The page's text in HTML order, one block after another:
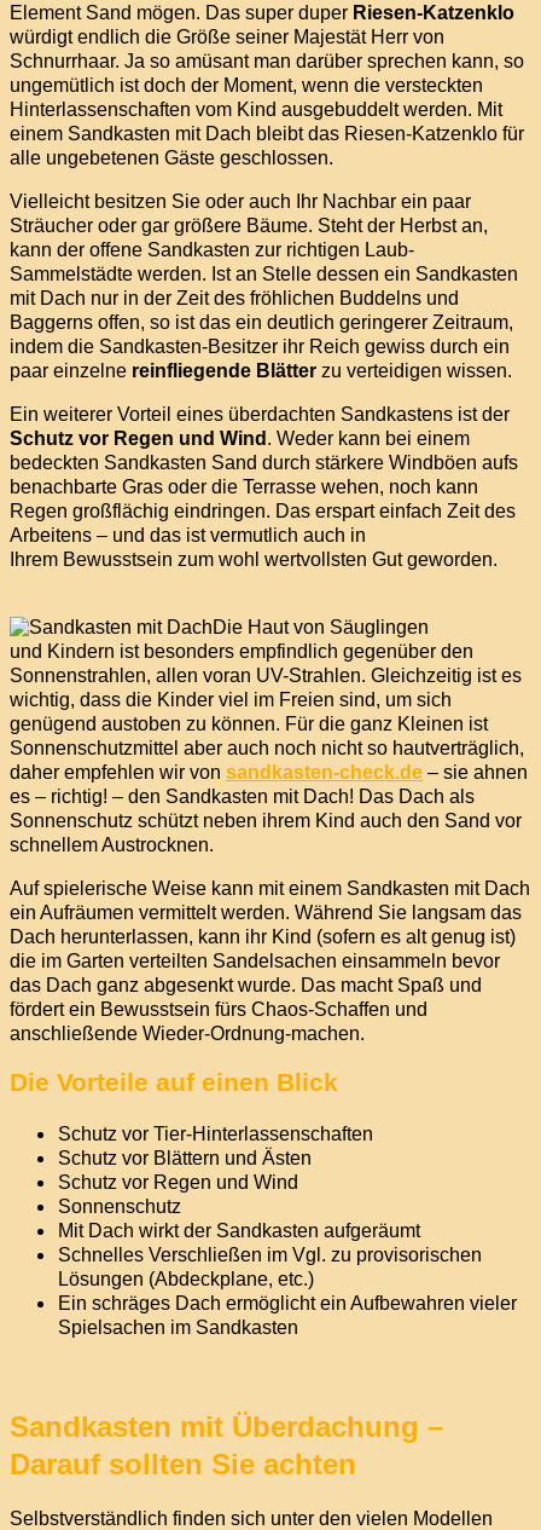
Element Sand mögen. Das super duper Riesen-Katzenklo
würdigt endlich die Größe seiner Majestät Herr von
Schnurrhaar. Ja so amüsant man darüber sprechen kann, so
ungemütlich ist doch der Moment, wenn die versteckten
Hinterlassenschaften vom Kind ausgebuddelt werden. Mit
einem Sandkasten mit Dach bleibt das Riesen-Katzenklo für
alle ungebetenen Gäste geschlossen.
Vielleicht besitzen Sie oder auch Ihr Nachbar ein paar
Sträucher oder gar größere Bäume. Steht der Herbst an,
kann der offene Sandkasten zur richtigen Laub-
Sammelstädte werden. Ist an Stelle dessen ein Sandkasten
mit Dach nur in der Zeit des fröhlichen Buddelns und
Baggerns offen, so ist das ein deutlich geringerer Zeitraum,
indem die Sandkasten-Besitzer ihr Reich gewiss durch ein
paar einzelne reinfliegende Blätter zu verteidigen wissen.
Ein weiterer Vorteil eines überdachten Sandkastens ist der
Schutz vor Regen und Wind . Weder kann bei einem
bedeckten Sandkasten Sand durch stärkere Windböen aufs
benachbarte Gras oder die Terrasse wehen, noch kann
Regen großflächig eindringen. Das erspart einfach Zeit des
Arbeitens – und das ist vermutlich auch in
Ihrem Bewusstsein zum wohl wertvollsten Gut geworden.
Die Haut von Säuglingen
und Kindern ist besonders empfindlich gegenüber den
Sonnenstrahlen, allen voran UV-Strahlen. Gleichzeitig ist es
wichtig, dass die Kinder viel im Freien sind, um sich
genügend austoben zu können. Für die ganz Kleinen ist
Sonnenschutzmittel aber auch noch nicht so hautverträglich,
daher empfehlen wir von sandkasten-check.de – sie ahnen
es – richtig! – den Sandkasten mit Dach! Das Dach als
Sonnenschutz schützt neben ihrem Kind auch den Sand vor
schnellem Austrocknen.
Auf spielerische Weise kann mit einem Sandkasten mit Dach
ein Aufräumen vermittelt werden. Während Sie langsam das
Dach herunterlassen, kann ihr Kind (sofern es alt genug ist)
die im Garten verteilten Sandelsachen einsammeln bevor
das Dach ganz abgesenkt wurde. Das macht Spaß und
fördert ein Bewusstsein fürs Chaos-Schaffen und
anschließende Wieder-Ordnung-machen.
Die Vorteile auf einen Blick
Schutz vor Tier-Hinterlassenschaften
Schutz vor Blättern und Ästen
Schutz vor Regen und Wind
Sonnenschutz
Mit Dach wirkt der Sandkasten aufgeräumt
Schnelles Verschließen im Vgl. zu provisorischen
Lösungen (Abdeckplane, etc.)
Ein schräges Dach ermöglicht ein Aufbewahren vieler
Spielsachen im Sandkasten
Sandkasten mit Überdachung –
Darauf sollten Sie achten
Selbstverständlich finden sich unter den vielen Modellen